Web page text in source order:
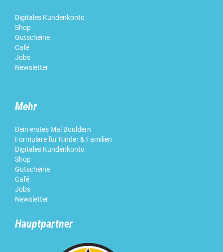
Digitales Kundenkonto
Shop
Gutscheine
Café
Jobs
Newsletter
Mehr
Dein erstes Mal Bouldern
Formulare für Kinder & Familien
Digitales Kundenkonto
Shop
Gutscheine
Café
Jobs
Newsletter
Hauptpartner